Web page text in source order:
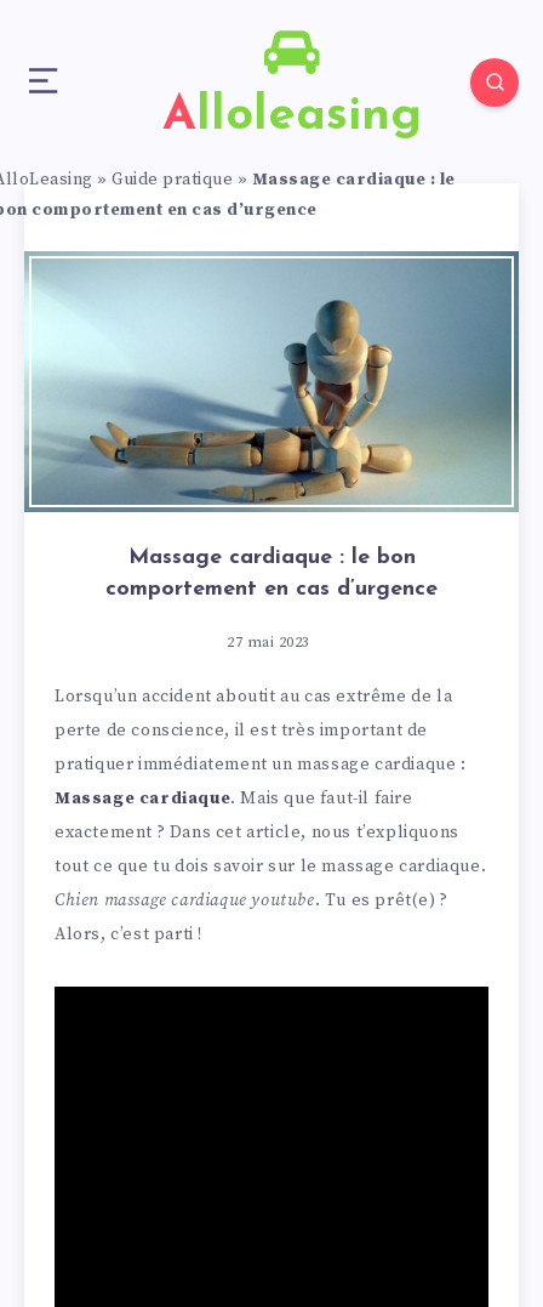
Alloleasing
» Guide pratique » Massage cardiaque : le
comportement en cas d’urgence
Massage cardiaque : le bon
comportement en cas d’urgence
27 mai 2023
Lorsqu’un accident aboutit au cas extrême de la
perte de conscience, il est très important de
pratiquer immédiatement un massage cardiaque :
Massage cardiaque. Mais que faut-il faire
exactement ? Dans cet article, nous t’expliquons
tout ce que tu dois savoir sur le massage cardiaque.
Chien massage cardiaque youtube. Tu es prêt(e) ?
Alors, c’est parti !